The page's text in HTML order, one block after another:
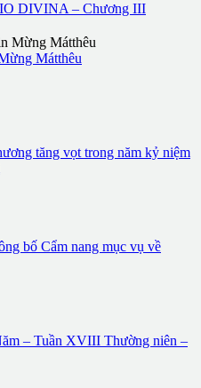
DIVINA – Chương III
Mátthêu
tăng vọt trong năm kỷ niệm
bố Cẩm nang mục vụ về
– Tuần XVIII Thường niên –